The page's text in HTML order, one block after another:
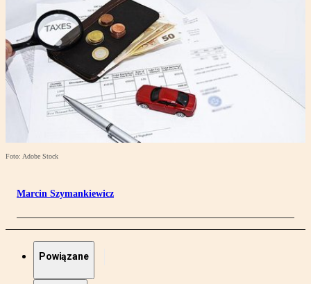
Foto: Adobe Stock
Marcin Szymankiewicz
Powiązane